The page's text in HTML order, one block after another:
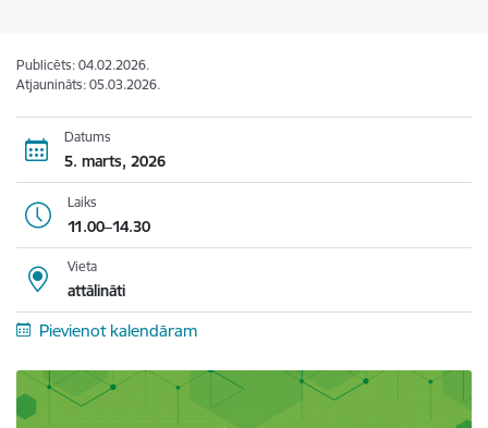
Publicēts: 04.02.2026.
Atjaunināts: 05.03.2026.
Datums
5. marts, 2026
Laiks
11.00–14.30
Vieta
attālināti
Pievienot kalendāram